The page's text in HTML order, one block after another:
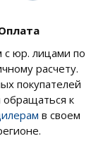
с юр. лицами по
расчету.
покупателей
обращаться к
в своем